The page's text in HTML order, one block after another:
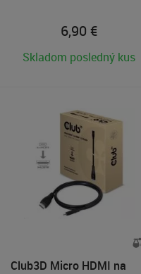
opletenie, čierny
6,90 €
Skladom posledný kus
Club3D Micro HDMI na